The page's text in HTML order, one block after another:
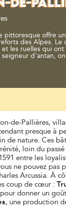
DE-
pittoresque offre
des Alpes. Le
les ruelles qui ont
d'antan,
de-Pallières,
presque à
de nature. Ces
loin du
entre les
ne pouvez pas
Arcussia. À
coup de cœur :
donner un
, une production